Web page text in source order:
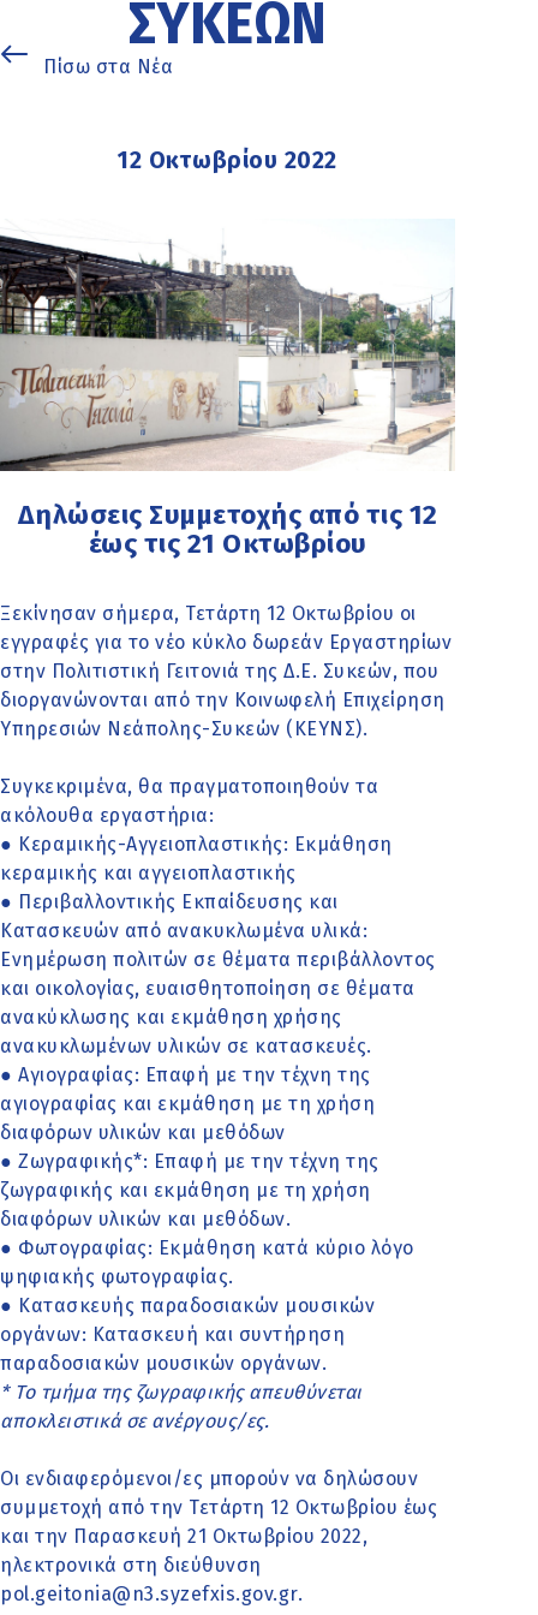
ΣΥΚΕΏΝ
Πίσω στα Νέα
12 Οκτωβρίου 2022
Δηλώσεις Συμμετοχής από τις 12
έως τις 21 Οκτωβρίου
Ξεκίνησαν σήμερα, Τετάρτη 12 Οκτωβρίου οι
εγγραφές για το νέο κύκλο δωρεάν Εργαστηρίων
στην Πολιτιστική Γειτονιά της Δ.Ε. Συκεών, που
διοργανώνονται από την Κοινωφελή Επιχείρηση
Υπηρεσιών Νεάπολης-Συκεών (ΚΕΥΝΣ).
Συγκεκριμένα, θα πραγματοποιηθούν τα
ακόλουθα εργαστήρια:
● Κεραμικής-Αγγειοπλαστικής: Εκμάθηση
κεραμικής και αγγειοπλαστικής
● Περιβαλλοντικής Εκπαίδευσης και
Κατασκευών από ανακυκλωμένα υλικά:
Ενημέρωση πολιτών σε θέματα περιβάλλοντος
και οικολογίας, ευαισθητοποίηση σε θέματα
ανακύκλωσης και εκμάθηση χρήσης
ανακυκλωμένων υλικών σε κατασκευές.
● Αγιογραφίας: Επαφή με την τέχνη της
αγιογραφίας και εκμάθηση με τη χρήση
διαφόρων υλικών και μεθόδων
● Ζωγραφικής*: Επαφή με την τέχνη της
ζωγραφικής και εκμάθηση με τη χρήση
διαφόρων υλικών και μεθόδων.
● Φωτογραφίας: Εκμάθηση κατά κύριο λόγο
ψηφιακής φωτογραφίας.
● Κατασκευής παραδοσιακών μουσικών
οργάνων: Κατασκευή και συντήρηση
παραδοσιακών μουσικών οργάνων.
* Το τμήμα της ζωγραφικής απευθύνεται
αποκλειστικά σε ανέργους/ες.
Οι ενδιαφερόμενοι/ες μπορούν να δηλώσουν
συμμετοχή από την Τετάρτη 12 Οκτωβρίου έως
και την Παρασκευή 21 Οκτωβρίου 2022,
ηλεκτρονικά στη διεύθυνση
pol.geitonia@n3.syzefxis.gov.gr.